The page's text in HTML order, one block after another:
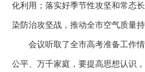
化利用；落实好季节性攻坚和常态
染防治攻坚战，推动全市空气质量持
会议听取了全市高考准备工作
公平、万千家庭，要提高思想认识